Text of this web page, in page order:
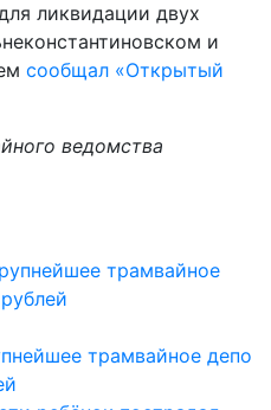
ликвидации двух
и
сообщал «Открытый
ведомства
трамвайное депо